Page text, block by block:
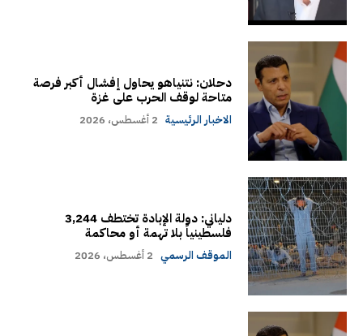
دحلان: نتنياهو يحاول إفشال أكبر فرصة
متاحة لوقف الحرب على غزة
الاخبار الرئيسية 2 أغسطس، 2026
دلياني: دولة الإبادة تختطف 3,244
فلسطينياً بلا تهمة أو محاكمة
الموقف الرسمي 2 أغسطس، 2026